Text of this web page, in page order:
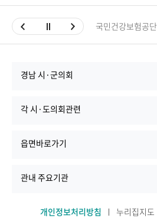
국민건강보험공단
경남 시·군의회
각 시·도의회관련
읍면바로가기
관내 주요기관
개인정보처리방침 누리집지도